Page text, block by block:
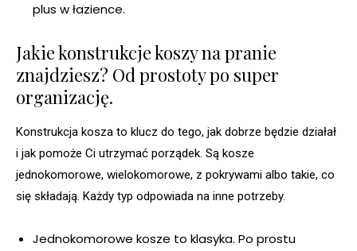
plus w łazience.
Jakie konstrukcje koszy na pranie
znajdziesz? Od prostoty po super
organizację.
Konstrukcja kosza to klucz do tego, jak dobrze będzie działał
i jak pomoże Ci utrzymać porządek. Są kosze
jednokomorowe, wielokomorowe, z pokrywami albo takie, co
się składają. Każdy typ odpowiada na inne potrzeby.
Jednokomorowe kosze to klasyka. Po prostu